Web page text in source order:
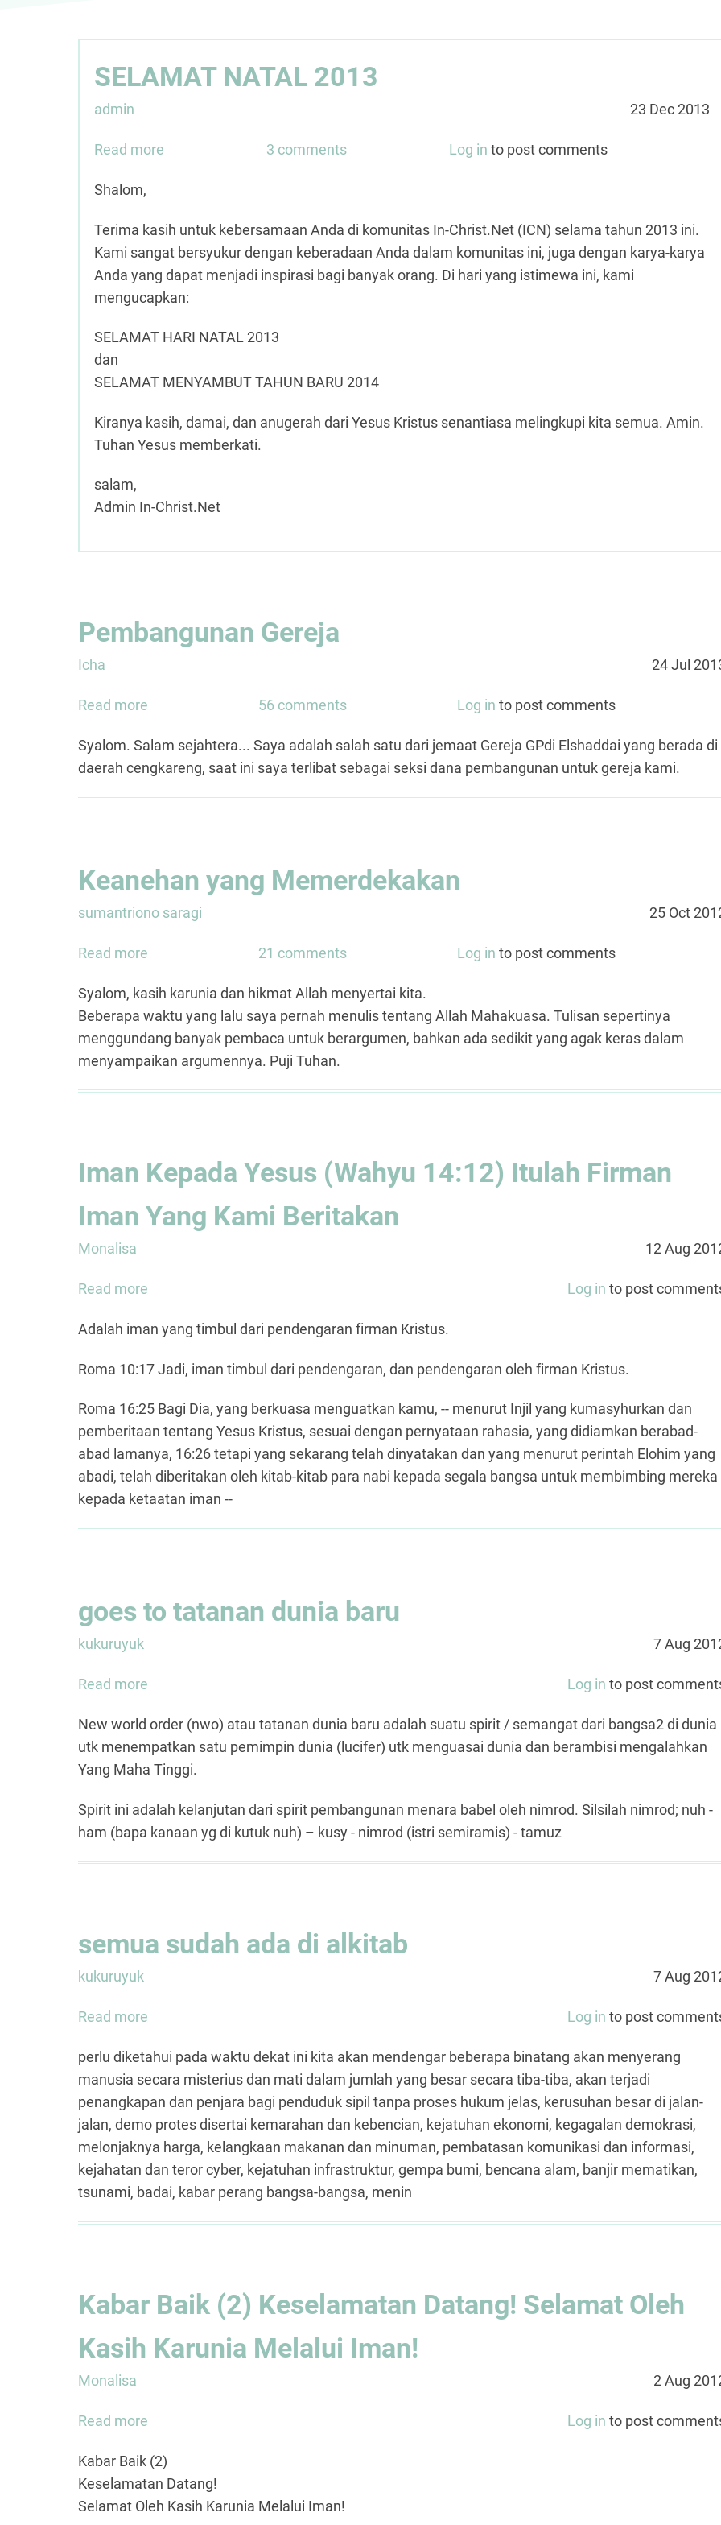
SELAMAT NATAL 2013
admin 23 Dec 2013
Read more 3 comments Log in to post comments
Shalom,
Terima kasih untuk kebersamaan Anda di komunitas In-Christ.Net (ICN) selama tahun 2013 ini.
Kami sangat bersyukur dengan keberadaan Anda dalam komunitas ini, juga dengan karya-karya
Anda yang dapat menjadi inspirasi bagi banyak orang. Di hari yang istimewa ini, kami
mengucapkan:
SELAMAT HARI NATAL 2013
dan
SELAMAT MENYAMBUT TAHUN BARU 2014
Kiranya kasih, damai, dan anugerah dari Yesus Kristus senantiasa melingkupi kita semua. Amin.
Tuhan Yesus memberkati.
salam,
Admin In-Christ.Net
Pembangunan Gereja
Icha 24 Jul
Read more
Gereja
56 comments Log in to post comments
Syalom. Salam sejahtera... Saya adalah salah satu dari jemaat Gereja GPdi Elshaddai yang berada di
daerah cengkareng, saat ini saya terlibat sebagai seksi dana pembangunan untuk gereja kami.
Keanehan yang Memerdekakan
sumantriono saragi 25 Oct
Read more
yang
Memerdekakan
21 comments Log in to post comments
Syalom, kasih karunia dan hikmat Allah menyertai kita.
Beberapa waktu yang lalu saya pernah menulis tentang Allah Mahakuasa. Tulisan sepertinya
menggundang banyak pembaca untuk berargumen, bahkan ada sedikit yang agak keras dalam
menyampaikan argumennya. Puji Tuhan.
Iman Kepada Yesus (Wahyu 14:12) Itulah Firman
Iman Yang Kami Beritakan
Monalisa 12 Aug
Read more
Kepada
(Wahyu
14:12)
Itulah
Firman
Iman
Yang
Beritakan
Log in to post
Adalah iman yang timbul dari pendengaran firman Kristus.
Roma 10:17 Jadi, iman timbul dari pendengaran, dan pendengaran oleh firman Kristus.
Roma 16:25 Bagi Dia, yang berkuasa menguatkan kamu, -- menurut Injil yang kumasyhurkan dan
pemberitaan tentang Yesus Kristus, sesuai dengan pernyataan rahasia, yang didiamkan berabad-
abad lamanya, 16:26 tetapi yang sekarang telah dinyatakan dan yang menurut perintah Elohim yang
abadi, telah diberitakan oleh kitab-kitab para nabi kepada segala bangsa untuk membimbing mereka
kepada ketaatan iman --
goes to tatanan dunia baru
kukuruyuk 7 Aug
Read more
to
tatanan
dunia
Log in to post
New world order (nwo) atau tatanan dunia baru adalah suatu spirit / semangat dari bangsa2 di dunia
utk menempatkan satu pemimpin dunia (lucifer) utk menguasai dunia dan berambisi mengalahkan
Yang Maha Tinggi.
Spirit ini adalah kelanjutan dari spirit pembangunan menara babel oleh nimrod. Silsilah nimrod; nuh -
ham (bapa kanaan yg di kutuk nuh) – kusy - nimrod (istri semiramis) - tamuz
semua sudah ada di alkitab
kukuruyuk 7 Aug
Read more
sudah
ada
di
alkitab
Log in to post
perlu diketahui pada waktu dekat ini kita akan mendengar beberapa binatang akan menyerang
manusia secara misterius dan mati dalam jumlah yang besar secara tiba-tiba, akan terjadi
penangkapan dan penjara bagi penduduk sipil tanpa proses hukum jelas, kerusuhan besar di jalan-
jalan, demo protes disertai kemarahan dan kebencian, kejatuhan ekonomi, kegagalan demokrasi,
melonjaknya harga, kelangkaan makanan dan minuman, pembatasan komunikasi dan informasi,
kejahatan dan teror cyber, kejatuhan infrastruktur, gempa bumi, bencana alam, banjir mematikan,
tsunami, badai, kabar perang bangsa-bangsa, menin
Kabar Baik (2) Keselamatan Datang! Selamat Oleh
Kasih Karunia Melalui Iman!
Monalisa 2 Aug
Read more
Baik
(2)
Keselamatan
Log in to post
Kabar Baik (2)
Keselamatan Datang!
Selamat Oleh Kasih Karunia Melalui Iman!